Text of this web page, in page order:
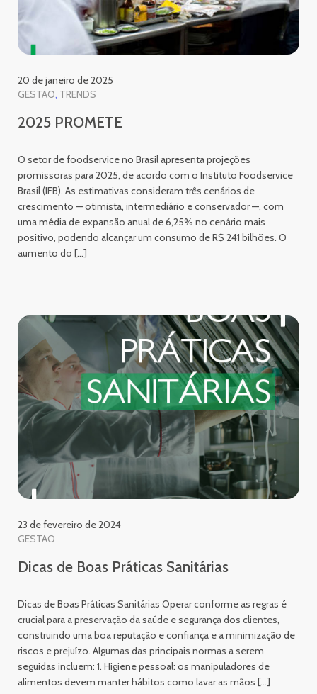
20 de janeiro de 2025
GESTAO TRENDS
2025 PROMETE
O setor de foodservice no Brasil apresenta projeções
promissoras para 2025, de acordo com o Instituto Foodservice
Brasil (IFB). As estimativas consideram três cenários de
crescimento — otimista, intermediário e conservador —, com
uma média de expansão anual de 6,25% no cenário mais
positivo, podendo alcançar um consumo de R$ 241 bilhões. O
aumento do […]
23 de fevereiro de 2024
GESTAO
Dicas de Boas Práticas Sanitárias
Dicas de Boas Práticas Sanitárias Operar conforme as regras é
crucial para a preservação da saúde e segurança dos clientes,
construindo uma boa reputação e confiança e a minimização de
riscos e prejuízo. Algumas das principais normas a serem
seguidas incluem: 1. Higiene pessoal: os manipuladores de
alimentos devem manter hábitos como lavar as mãos […]